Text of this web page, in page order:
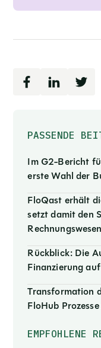
PASSENDE
Im G2-Bericht
erste Wahl der
FloQast erhält
setzt damit den
Rechnungswesen
Rückblick: Die
Finanzierung
Transformation
FloHub
EMPFOHLENE